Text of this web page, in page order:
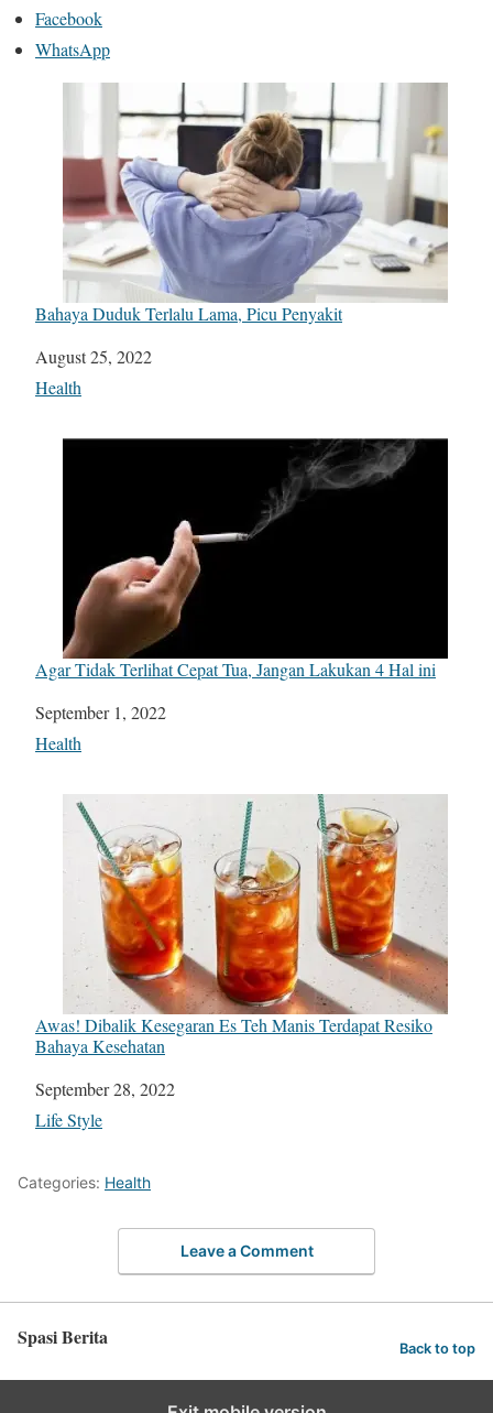
Facebook
WhatsApp
Bahaya Duduk Terlalu Lama, Picu Penyakit
Date
August 25, 2022
In relation to
Health
Agar Tidak Terlihat Cepat Tua, Jangan Lakukan 4 Hal ini
Date
September 1, 2022
In relation to
Health
Awas! Dibalik Kesegaran Es Teh Manis Terdapat Resiko
Bahaya Kesehatan
Date
September 28, 2022
In relation to
Life Style
Categories: Health
Leave a Comment
Spasi Berita Back to top